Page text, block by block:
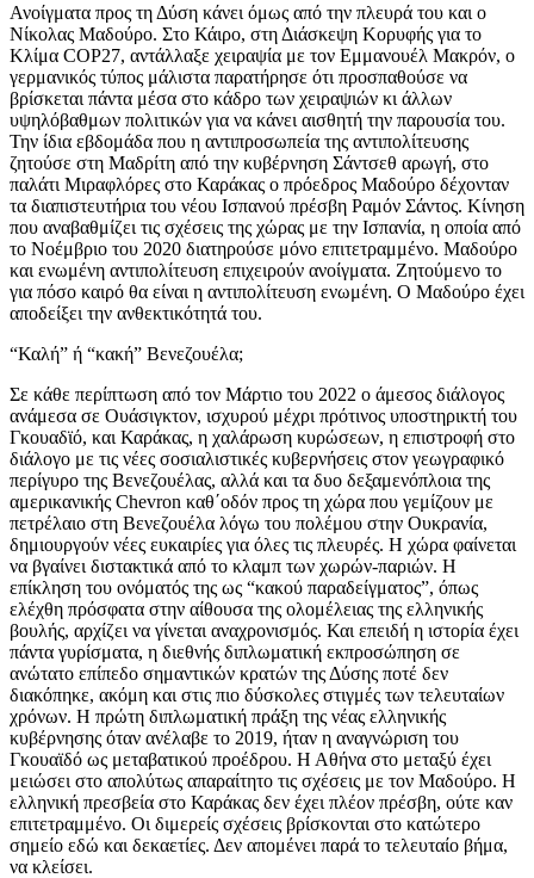
Ανοίγματα προς τη Δύση κάνει όμως από την πλευρά του και ο
Νίκολας Μαδούρο. Στο Κάιρο, στη Διάσκεψη Κορυφής για το
Κλίμα COP27, αντάλλαξε χειραψία με τον Εμμανουέλ Μακρόν, ο
γερμανικός τύπος μάλιστα παρατήρησε ότι προσπαθούσε να
βρίσκεται πάντα μέσα στο κάδρο των χειραψιών κι άλλων
υψηλόβαθμων πολιτικών για να κάνει αισθητή την παρουσία του.
Την ίδια εβδομάδα που η αντιπροσωπεία της αντιπολίτευσης
ζητούσε στη Μαδρίτη από την κυβέρνηση Σάντσεθ αρωγή, στο
παλάτι Μιραφλόρες στο Καράκας ο πρόεδρος Μαδούρο δέχονταν
τα διαπιστευτήρια του νέου Ισπανού πρέσβη Ραμόν Σάντος. Κίνηση
που αναβαθμίζει τις σχέσεις της χώρας με την Ισπανία, η οποία από
το Νοέμβριο του 2020 διατηρούσε μόνο επιτετραμμένο. Μαδούρο
και ενωμένη αντιπολίτευση επιχειρούν ανοίγματα. Ζητούμενο το
για πόσο καιρό θα είναι η αντιπολίτευση ενωμένη. Ο Μαδούρο έχει
αποδείξει την ανθεκτικότητά του.
“Καλή” ή “κακή” Βενεζουέλα;
Σε κάθε περίπτωση από τον Μάρτιο του 2022 ο άμεσος διάλογος
ανάμεσα σε Ουάσιγκτον, ισχυρού μέχρι πρότινος υποστηρικτή του
Γκουαδϊό, και Καράκας, η χαλάρωση κυρώσεων, η επιστροφή στο
διάλογο με τις νέες σοσιαλιστικές κυβερνήσεις στον γεωγραφικό
περίγυρο της Βενεζουέλας, αλλά και τα δυο δεξαμενόπλοια της
αμερικανικής Chevron καθ΄οδόν προς τη χώρα που γεμίζουν με
πετρέλαιο στη Βενεζουέλα λόγω του πολέμου στην Ουκρανία,
δημιουργούν νέες ευκαιρίες για όλες τις πλευρές. Η χώρα φαίνεται
να βγαίνει διστακτικά από το κλαμπ των χωρών-παριών. Η
επίκληση του ονόματός της ως “κακού παραδείγματος”, όπως
ελέχθη πρόσφατα στην αίθουσα της ολομέλειας της ελληνικής
βουλής, αρχίζει να γίνεται αναχρονισμός. Και επειδή η ιστορία έχει
πάντα γυρίσματα, η διεθνής διπλωματική εκπροσώπηση σε
ανώτατο επίπεδο σημαντικών κρατών της Δύσης ποτέ δεν
διακόπηκε, ακόμη και στις πιο δύσκολες στιγμές των τελευταίων
χρόνων. Η πρώτη διπλωματική πράξη της νέας ελληνικής
κυβέρνησης όταν ανέλαβε το 2019, ήταν η αναγνώριση του
Γκουαϊδό ως μεταβατικού προέδρου. Η Αθήνα στο μεταξύ έχει
μειώσει στο απολύτως απαραίτητο τις σχέσεις με τον Μαδούρο. Η
ελληνική πρεσβεία στο Καράκας δεν έχει πλέον πρέσβη, ούτε καν
επιτετραμμένο. Οι διμερείς σχέσεις βρίσκονται στο κατώτερο
σημείο εδώ και δεκαετίες. Δεν απομένει παρά το τελευταίο βήμα,
να κλείσει.